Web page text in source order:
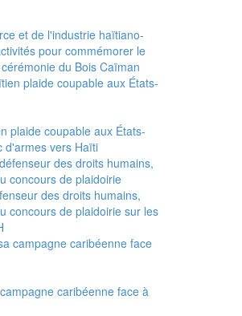
et de l'industrie haïtiano-
pour commémorer le
du Bois Caïman
plaide coupable aux États-
d'armes vers Haïti
des droits humains,
concours de plaidoirie sur les
caribéenne face à